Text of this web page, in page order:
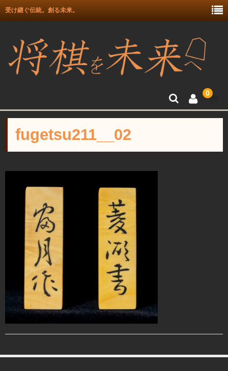
受け継ぐ伝統。創る未来。
0
彫埋駒
駒箱 駒台 布盤
駒師紹介
買物ガイド
お問合せ
fugetsu211__02